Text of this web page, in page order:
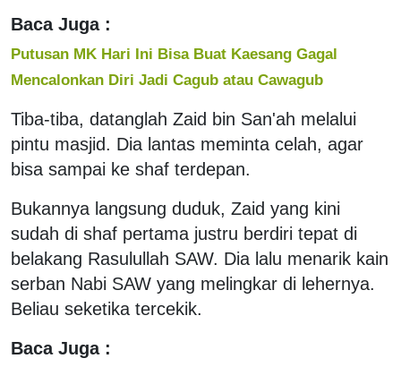
Baca Juga :
Putusan MK Hari Ini Bisa Buat Kaesang Gagal
Mencalonkan Diri Jadi Cagub atau Cawagub
Tiba-tiba, datanglah Zaid bin San'ah melalui
pintu masjid. Dia lantas meminta celah, agar
bisa sampai ke shaf terdepan.
Bukannya langsung duduk, Zaid yang kini
sudah di shaf pertama justru berdiri tepat di
belakang Rasulullah SAW. Dia lalu menarik kain
serban Nabi SAW yang melingkar di lehernya.
Beliau seketika tercekik.
Baca Juga :